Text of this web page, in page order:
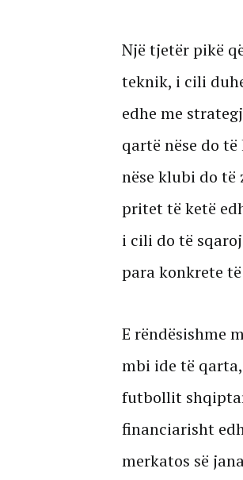
Një tjetër pikë
teknik, i cili
edhe me
qartë nëse do
nëse klubi do
pritet të ketë
i cili do të
para konkrete
E rëndësishme
mbi ide të
futbollit
financiarisht
merkatos së